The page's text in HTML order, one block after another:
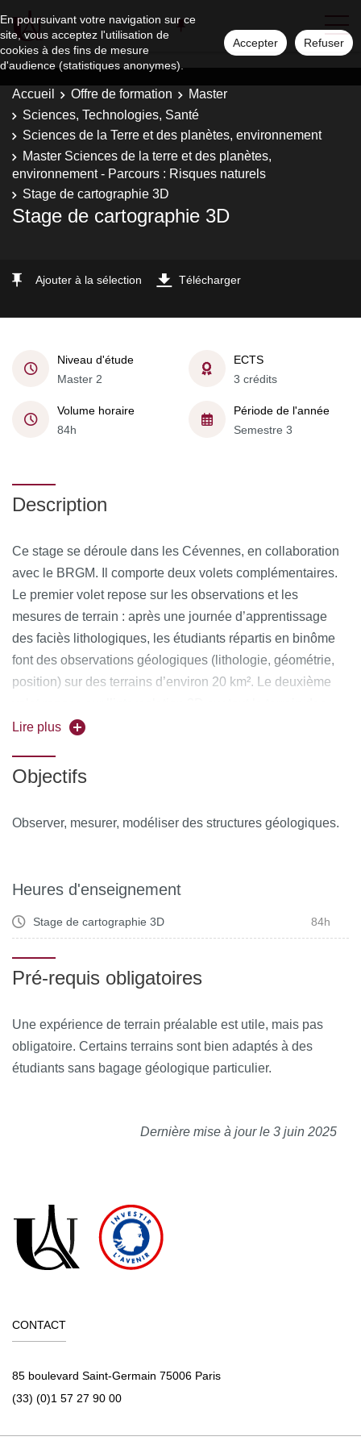
En poursuivant votre navigation sur ce
site, vous acceptez l'utilisation de
cookies à des fins de mesure
d'audience (statistiques anonymes).
Accepter Refuser
Accueil Offre de formation
Master
Sciences, Technologies, Santé
Sciences de la Terre et des planètes, environnement
Master Sciences de la terre et des planètes,
environnement - Parcours : Risques naturels
Stage de cartographie 3D
Stage de cartographie 3D
Ajouter à la sélection Télécharger
Niveau d'étude
Master 2
ECTS
3 crédits
Volume horaire
84h
Période de l'année
Semestre 3
Description
Ce stage se déroule dans les Cévennes, en collaboration
avec le BRGM. Il comporte deux volets complémentaires.
Le premier volet repose sur les observations et les
mesures de terrain : après une journée d’apprentissage
des faciès lithologiques, les étudiants répartis en binôme
font des observations géologiques (lithologie, géométrie,
position) sur des terrains d’environ 20 km². Le deuxième
mesures ponctuelles collectées sur le terrain. Pour cela,
par le BRGM. Le stage est sanctionné par un rapport écrit
sur place.
Lire plus
Objectifs
Observer, mesurer, modéliser des structures géologiques.
Heures d'enseignement
Stage de cartographie 3D 84h
Pré-requis obligatoires
Une expérience de terrain préalable est utile, mais pas
obligatoire. Certains terrains sont bien adaptés à des
étudiants sans bagage géologique particulier.
Dernière mise à jour le 3 juin 2025
CONTACT
85 boulevard Saint-Germain 75006 Paris
(33) (0)1 57 27 90 00